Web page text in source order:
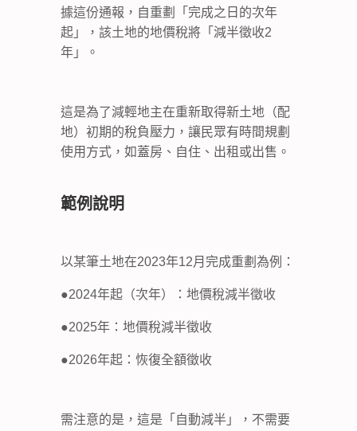
據這份通報，自重劃「完成之日的次年
起」，該土地的地價稅將「減半徵收2
年」。
這是為了減輕地主在重新取得新土地（配
地）初期的稅負壓力，讓民眾有時間規劃
使用方式，如蓋房、自住、出租或出售。
範例說明
以某筆土地在2023年12月完成重劃為例：
●2024年起（次年）：地價稅減半徵收
●2025年：地價稅減半徵收
●2026年起：恢復全額徵收
需注意的是，這是「自動減半」，不需要